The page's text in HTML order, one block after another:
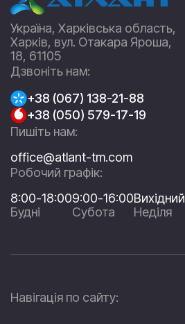
Україна, Харківська область,
Харків, вул. Отакара Яроша,
18, 61105
Дзвоніть нам:
+38 (067) 138-21-88
+38 (050) 579-17-19
Пишіть нам:
office@atlant-tm.com
Робочий графік:
8:00-18:00
Будні
9:00-16:00
Субота
Вихідний
Неділя
Навігація по сайту: